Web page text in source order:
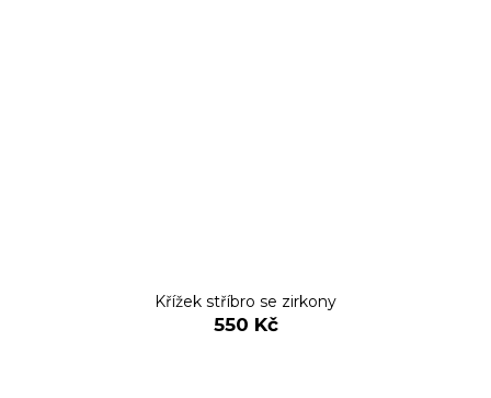
Křížek stříbro se zirkony
550 Kč